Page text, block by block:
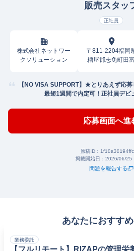
販売スタッ
正社員
株式会社ネットワー
クソリューション
〒811-2204福岡
糟屋郡志免町田富
【NO VISA SUPPORT】★とりあえず応
最短1週間で内定可！正社員デ
応募画面へ進
原稿ID：
掲載開始日： 2026/06/25
問題を報告する
あなたにおすす
業務委託
【フルリモート】RIZAPの管理栄